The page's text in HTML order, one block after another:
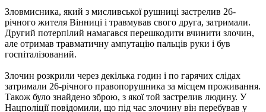
Зловмисника, який з мисливської рушниці застрелив 26-
річного жителя Вінниці і травмував свого друга, затримали.
Другий потерпілий намагався перешкодити вчинити злочин,
але отримав травматичну ампутацію пальців руки і був
госпіталізований.
Злочин розкрили через декілька годин і по гарячих слідах
затримали 26-річного правопорушника за місцем проживання.
Також було знайдено зброю, з якої той застрелив людину. У
Нацполіції повідомили, що під час злочину він перебував у